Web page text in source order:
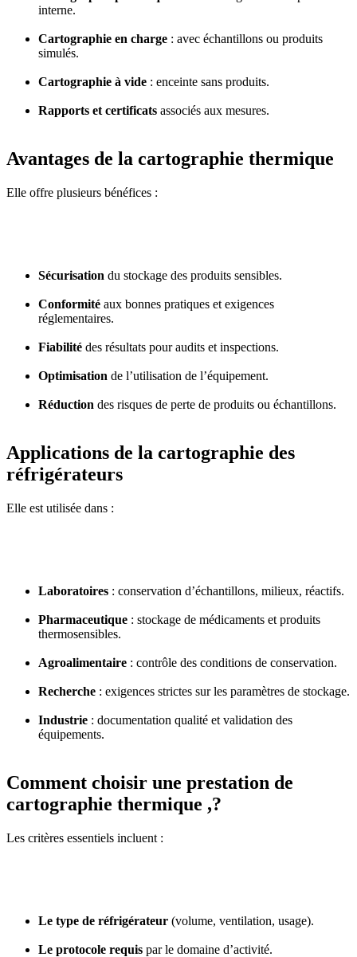
interne.
Cartographie en charge : avec échantillons ou produits
simulés.
Cartographie à vide : enceinte sans produits.
Rapports et certificats associés aux mesures.
Avantages de la cartographie thermique
Elle offre plusieurs bénéfices :
Sécurisation du stockage des produits sensibles.
Conformité aux bonnes pratiques et exigences
réglementaires.
Fiabilité des résultats pour audits et inspections.
Optimisation de l’utilisation de l’équipement.
Réduction des risques de perte de produits ou échantillons.
Applications de la cartographie des
réfrigérateurs
Elle est utilisée dans :
Laboratoires : conservation d’échantillons, milieux, réactifs.
Pharmaceutique : stockage de médicaments et produits
thermosensibles.
Agroalimentaire : contrôle des conditions de conservation.
Recherche : exigences strictes sur les paramètres de stockage.
Industrie : documentation qualité et validation des
équipements.
Comment choisir une prestation de
cartographie thermique ,?
Les critères essentiels incluent :
Le type de réfrigérateur (volume, ventilation, usage).
Le protocole requis par le domaine d’activité.